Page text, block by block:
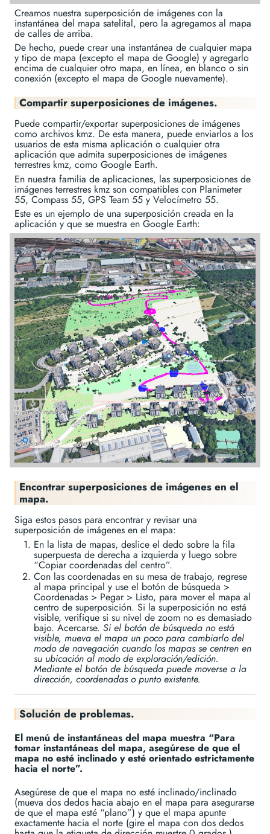
Creamos nuestra superposición de imágenes con la
instantánea del mapa satelital, pero la agregamos al mapa
de calles de arriba.
De hecho, puede crear una instantánea de cualquier mapa
y tipo de mapa (excepto el mapa de Google) y agregarlo
encima de cualquier otro mapa, en línea, en blanco o sin
conexión (excepto el mapa de Google nuevamente).
Compartir superposiciones de imágenes.
Puede compartir/exportar superposiciones de imágenes
como archivos kmz. De esta manera, puede enviarlos a los
usuarios de esta misma aplicación o cualquier otra
aplicación que admita superposiciones de imágenes
terrestres kmz, como Google Earth.
En nuestra familia de aplicaciones, las superposiciones de
imágenes terrestres kmz son compatibles con Planimeter
55, Compass 55, GPS Team 55 y Velocímetro 55.
Este es un ejemplo de una superposición creada en la
aplicación y que se muestra en Google Earth:
Encontrar superposiciones de imágenes en el
mapa.
Siga estos pasos para encontrar y revisar una
superposición de imágenes en el mapa:
En la lista de mapas, deslice el dedo sobre la fila
superpuesta de derecha a izquierda y luego sobre
“Copiar coordenadas del centro”.
Con las coordenadas en su mesa de trabajo, regrese
al mapa principal y use el botón de búsqueda >
Coordenadas > Pegar > Listo, para mover el mapa al
centro de superposición. Si la superposición no está
visible, verifique si su nivel de zoom no es demasiado
bajo. Acercarse. Si el botón de búsqueda no está
visible, mueva el mapa un poco para cambiarlo del
modo de navegación cuando los mapas se centren en
su ubicación al modo de exploración/edición.
Mediante el botón de búsqueda puede moverse a la
dirección, coordenadas o punto existente.
Solución de problemas.
El menú de instantáneas del mapa muestra “Para
tomar instantáneas del mapa, asegúrese de que el
mapa no esté inclinado y esté orientado estrictamente
hacia el norte”.
Asegúrese de que el mapa no esté inclinado/inclinado
(mueva dos dedos hacia abajo en el mapa para asegurarse
de que el mapa esté “plano”) y que el mapa apunte
exactamente hacia el norte (gire el mapa con dos dedos